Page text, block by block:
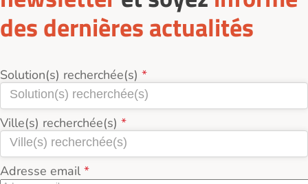
des dernières actualités
Solution(s) recherchée(s)
Ville(s) recherchée(s)
Adresse email